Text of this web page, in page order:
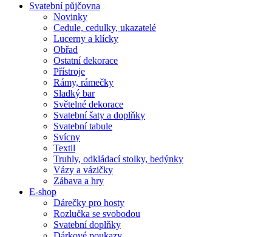
Svatební půjčovna
Novinky
Cedule, cedulky, ukazatelé
Lucerny a klícky
Obřad
Ostatní dekorace
Přístroje
Rámy, rámečky
Sladký bar
Světelné dekorace
Svatební šaty a doplňky
Svatební tabule
Svícny
Textil
Truhly, odkládací stolky, bedýnky
Vázy a vázičky
Zábava a hry
E-shop
Dárečky pro hosty
Rozlučka se svobodou
Svatební doplňky